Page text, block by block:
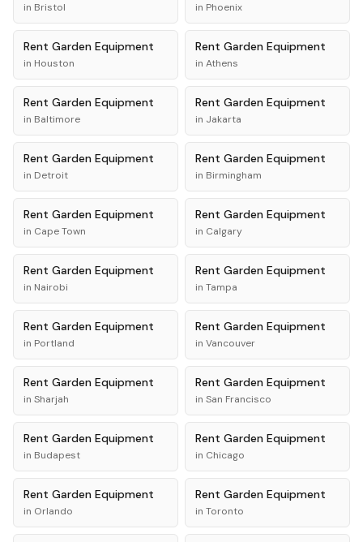
in Bristol in Phoenix
Rent Garden Equipment
in Houston
Rent Garden Equipment
in Athens
Rent Garden Equipment
in Baltimore
Rent Garden Equipment
in Jakarta
Rent Garden Equipment
in Detroit
Rent Garden Equipment
in Birmingham
Rent Garden Equipment
in Cape Town
Rent Garden Equipment
in Calgary
Rent Garden Equipment
in Nairobi
Rent Garden Equipment
in Tampa
Rent Garden Equipment
in Portland
Rent Garden Equipment
in Vancouver
Rent Garden Equipment
in Sharjah
Rent Garden Equipment
in San Francisco
Rent Garden Equipment
in Budapest
Rent Garden Equipment
in Chicago
Rent Garden Equipment
in Orlando
Rent Garden Equipment
in Toronto